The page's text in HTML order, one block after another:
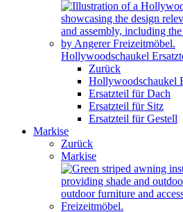
Hollywoodschaukel
Zurück
Hollywoodschaukel
Ersatzteil für Dach
Ersatzteil für Sitz
Ersatzteil für Gestell
Markise
Zurück
Markise